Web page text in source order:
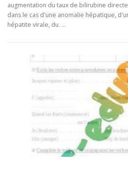
augmentation du taux de bilirubine
dans le cas d'une anomalie hépatique,
hépatite virale, du. …